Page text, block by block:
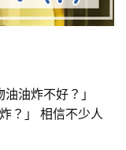
油炸不好？」
？」 相信不少人